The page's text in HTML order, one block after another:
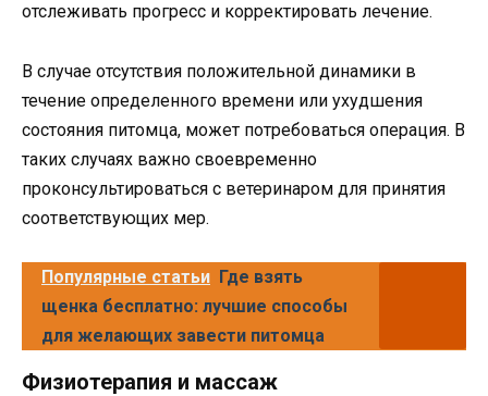
отслеживать прогресс и корректировать лечение.
В случае отсутствия положительной динамики в
течение определенного времени или ухудшения
состояния питомца, может потребоваться операция. В
таких случаях важно своевременно
проконсультироваться с ветеринаром для принятия
соответствующих мер.
Популярные статьи Где взять
щенка бесплатно: лучшие способы
для желающих завести питомца
Физиотерапия и массаж